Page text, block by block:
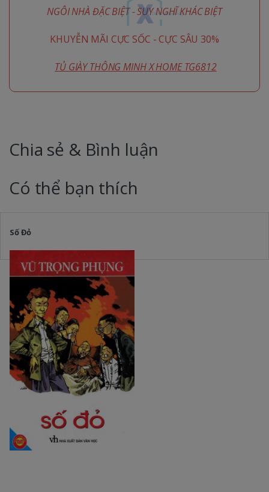
NGÔI NHÀ ĐẶC BIỆT - SUY NGHĨ KHÁC BIỆT
KHUYỄN MÃI CỰC SỐC - CỰC SÂU 30%
TỦ GIÀY THÔNG MINH X HOME TG6812
Chia sẻ & Bình luận
Có thể bạn thích
Số Đỏ